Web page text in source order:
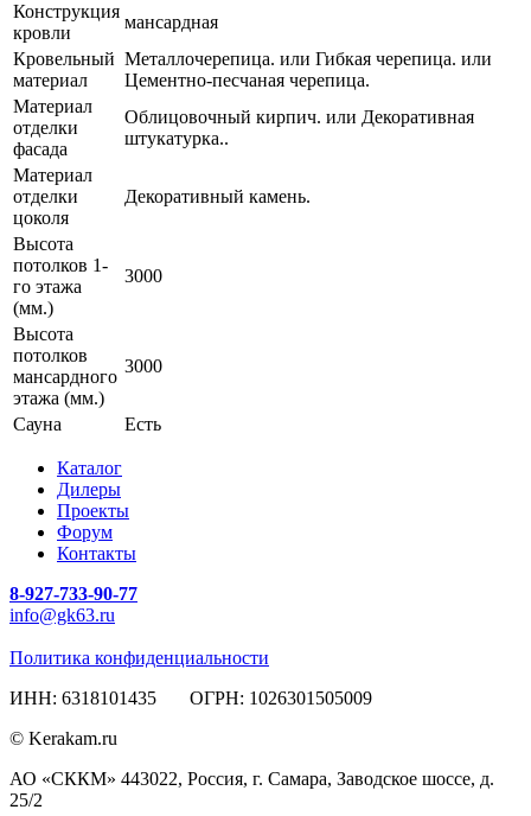
Конструкция
кровли
мансардная
Кровельный
материал
Металлочерепица. или Гибкая черепица. или
Цементно-песчаная черепица.
Материал
отделки
фасада
Облицовочный кирпич. или Декоративная
штукатурка..
Материал
отделки
цоколя
Декоративный камень.
Высота
потолков 1-
го этажа
(мм.)
3000
Высота
потолков
мансардного
этажа (мм.)
3000
Сауна Есть
Каталог
Дилеры
Проекты
Форум
Контакты
8-927-733-90-77
info@gk63.ru
Политика конфиденциальности
ИНН: 6318101435 ОГРН: 1026301505009
© Kerakam.ru
АО «СККМ» 443022, Россия, г. Самара, Заводское шоссе, д.
25/2